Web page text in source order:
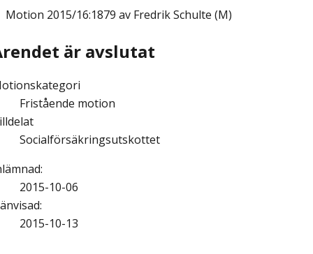
Motion 2015/16:1879 av Fredrik Schulte (M)
är avslutat
Fristående motion
Socialförsäkringsutskottet
:
2015-10-06
:
2015-10-13